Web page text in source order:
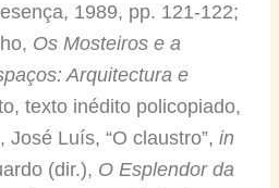
1989, pp. 121-122;
Os Mosteiros e a
Arquitectura e
texto inédito policopiado,
Luís, “O claustro”, in
(dir.), O Esplendor da